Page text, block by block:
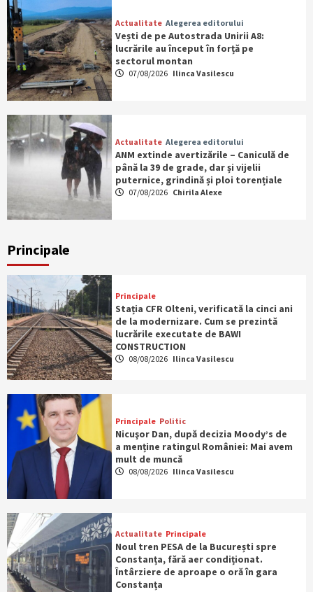
Actualitate Alegerea editorului
Vești de pe Autostrada Unirii A8:
lucrările au început în forță pe
sectorul montan
07/08/2026 Ilinca Vasilescu
Actualitate Alegerea editorului
ANM extinde avertizările – Caniculă de
până la 39 de grade, dar și vijelii
puternice, grindină și ploi torențiale
07/08/2026 Chirila Alexe
Principale
Principale
Stația CFR Olteni, verificată la cinci ani
de la modernizare. Cum se prezintă
lucrările executate de BAWI
CONSTRUCTION
08/08/2026 Ilinca Vasilescu
Principale Politic
Nicuşor Dan, după decizia Moody’s de
a menține ratingul României: Mai avem
mult de muncă
08/08/2026 Ilinca Vasilescu
Actualitate Principale
Noul tren PESA de la București spre
Constanța, fără aer condiționat.
Întârziere de aproape o oră în gara
Constanța